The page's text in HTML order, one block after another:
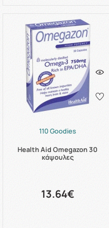
110 Goodies
Health Aid Omegazon 30
κάψουλες
13.64€